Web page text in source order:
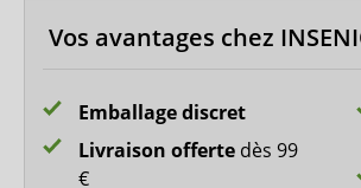
Vos avantages chez
Emballage discret
Livraison offerte dès 99
€